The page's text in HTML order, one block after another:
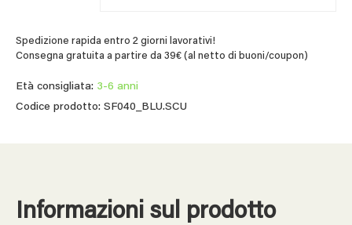
Spedizione rapida entro 2 giorni lavorativi!
Consegna gratuita a partire da 39€ (al netto di buoni/coupon)
Età consigliata: 3-6 anni
Codice prodotto: SF040_BLU.SCU
Informazioni sul prodotto